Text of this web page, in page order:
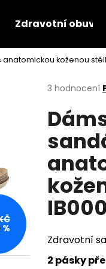
Zdravotní obuv
koženou
Průměrné
produktu
je
z
5
hvězdiček.
3 hodnocení
Zdravotní
2 pásky